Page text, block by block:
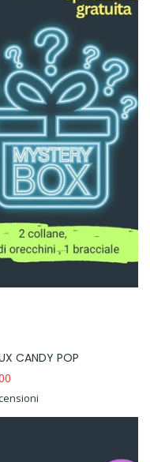
CANDY POP